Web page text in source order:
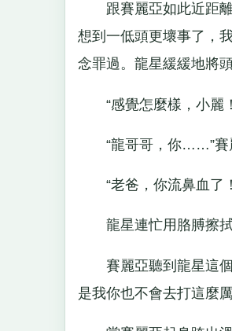
跟賽麗亞如此近距離
想到一低頭更壞事了，
念罪過。龍星緩緩地將
“感覺怎麼樣，小麗！
“龍哥哥，你……”賽麗
“老爸，你流鼻血了！
龍星連忙用胳膊擦拭
賽麗亞聽到龍星這個
是我你也不會去打這麼